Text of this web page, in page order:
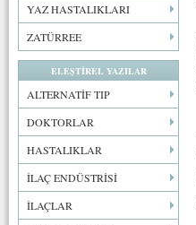
YAZ HASTALIKLARI
ZATÜRREE
ELEŞTİREL YAZILAR
ALTERNATİF TIP
DOKTORLAR
HASTALIKLAR
İLAÇ ENDÜSTRİSİ
İLAÇLAR